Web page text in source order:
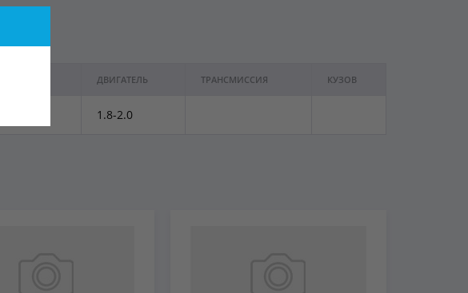
ДВИГАТЕЛЬ ТРАНСМИССИЯ КУЗОВ
1.8-2.0